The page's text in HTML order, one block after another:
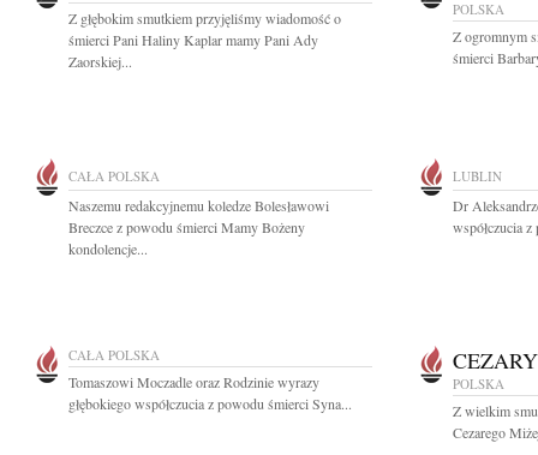
Z głębokim smutkiem przyjęliśmy wiadomość o
śmierci Pani Haliny Kaplar mamy Pani Ady
Zaorskiej...
POLSKA
Z ogromnym
śmierci
CAŁA POLSKA
Naszemu redakcyjnemu koledze Bolesławowi
Breczce z powodu śmierci Mamy Bożeny
kondolencje...
LUBLIN
Dr
współczucia
CAŁA POLSKA
Tomaszowi Moczadle oraz Rodzinie wyrazy
głębokiego współczucia z powodu śmierci Syna...
POLSKA
Z wielkim
Cezarego